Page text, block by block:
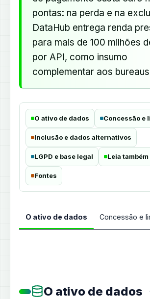
pontas: na perda e na
DataHub entrega renda
para mais de 100 milhões
por API, como insumo
complementar aos
O ativo de dados Concessão e
Inclusão e dados alternativos
LGPD e base legal Leia
Fontes
O ativo de dados Concessão e
O ativo de dados